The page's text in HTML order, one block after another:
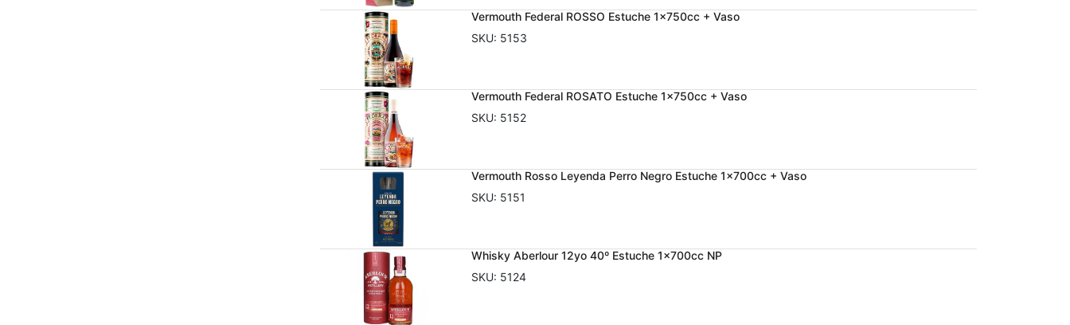
Vermouth Federal ROSSO Estuche 1x750cc + Vaso
SKU: 5153
Vermouth Federal ROSATO Estuche 1x750cc + Vaso
SKU: 5152
Vermouth Rosso Leyenda Perro Negro Estuche 1x700cc + Vaso
SKU: 5151
Whisky Aberlour 12yo 40º Estuche 1x700cc NP
SKU: 5124